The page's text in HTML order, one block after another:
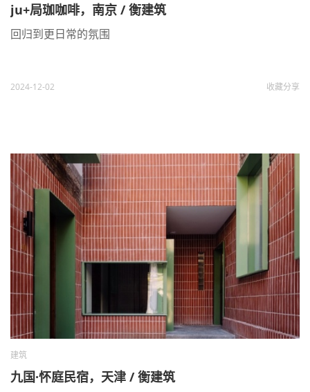
ju+局珈咖啡，南京 / 衡建筑
回归到更日常的氛围
2024-12-02 收藏分享
建筑
九国·怀庭民宿，天津 / 衡建筑